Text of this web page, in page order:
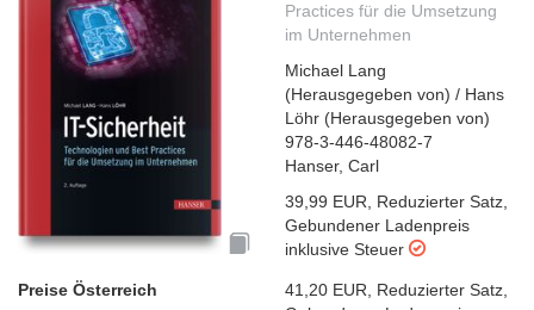
Practices für die Umsetzung
im Unternehmen
Michael Lang
(Herausgegeben von) / Hans
Löhr (Herausgegeben von)
978-3-446-48082-7
Hanser, Carl
39,99 EUR
Reduzierter Satz
Gebundener Ladenpreis
inklusive Steuer
Preise Österreich 41,20 EUR Reduzierter Satz